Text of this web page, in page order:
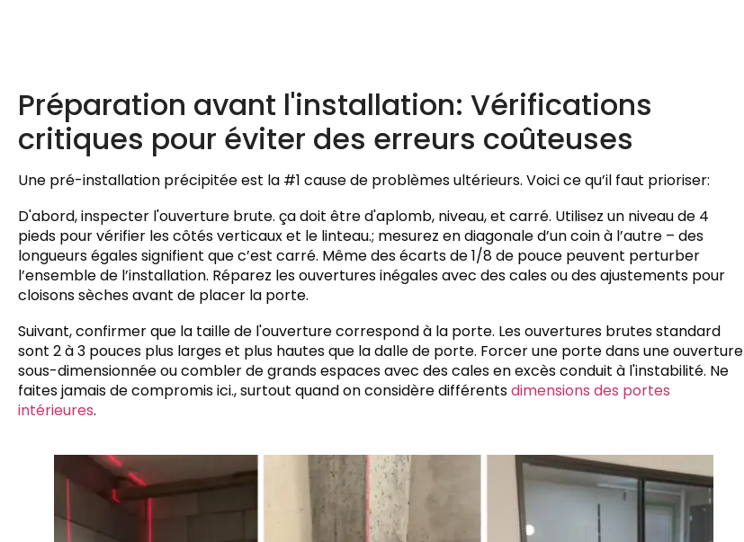
Préparation avant l'installation: Vérifications
critiques pour éviter des erreurs coûteuses
Une pré-installation précipitée est la #1 cause de problèmes ultérieurs. Voici ce qu’il faut prioriser:
D'abord, inspecter l'ouverture brute. ça doit être d'aplomb, niveau, et carré. Utilisez un niveau de 4
pieds pour vérifier les côtés verticaux et le linteau.; mesurez en diagonale d’un coin à l’autre – des
longueurs égales signifient que c’est carré. Même des écarts de 1/8 de pouce peuvent perturber
l’ensemble de l’installation. Réparez les ouvertures inégales avec des cales ou des ajustements pour
cloisons sèches avant de placer la porte.
Suivant, confirmer que la taille de l'ouverture correspond à la porte. Les ouvertures brutes standard
sont 2 à 3 pouces plus larges et plus hautes que la dalle de porte. Forcer une porte dans une ouverture
sous-dimensionnée ou combler de grands espaces avec des cales en excès conduit à l'instabilité. Ne
faites jamais de compromis ici., surtout quand on considère différentsdimensions des portes
intérieures.